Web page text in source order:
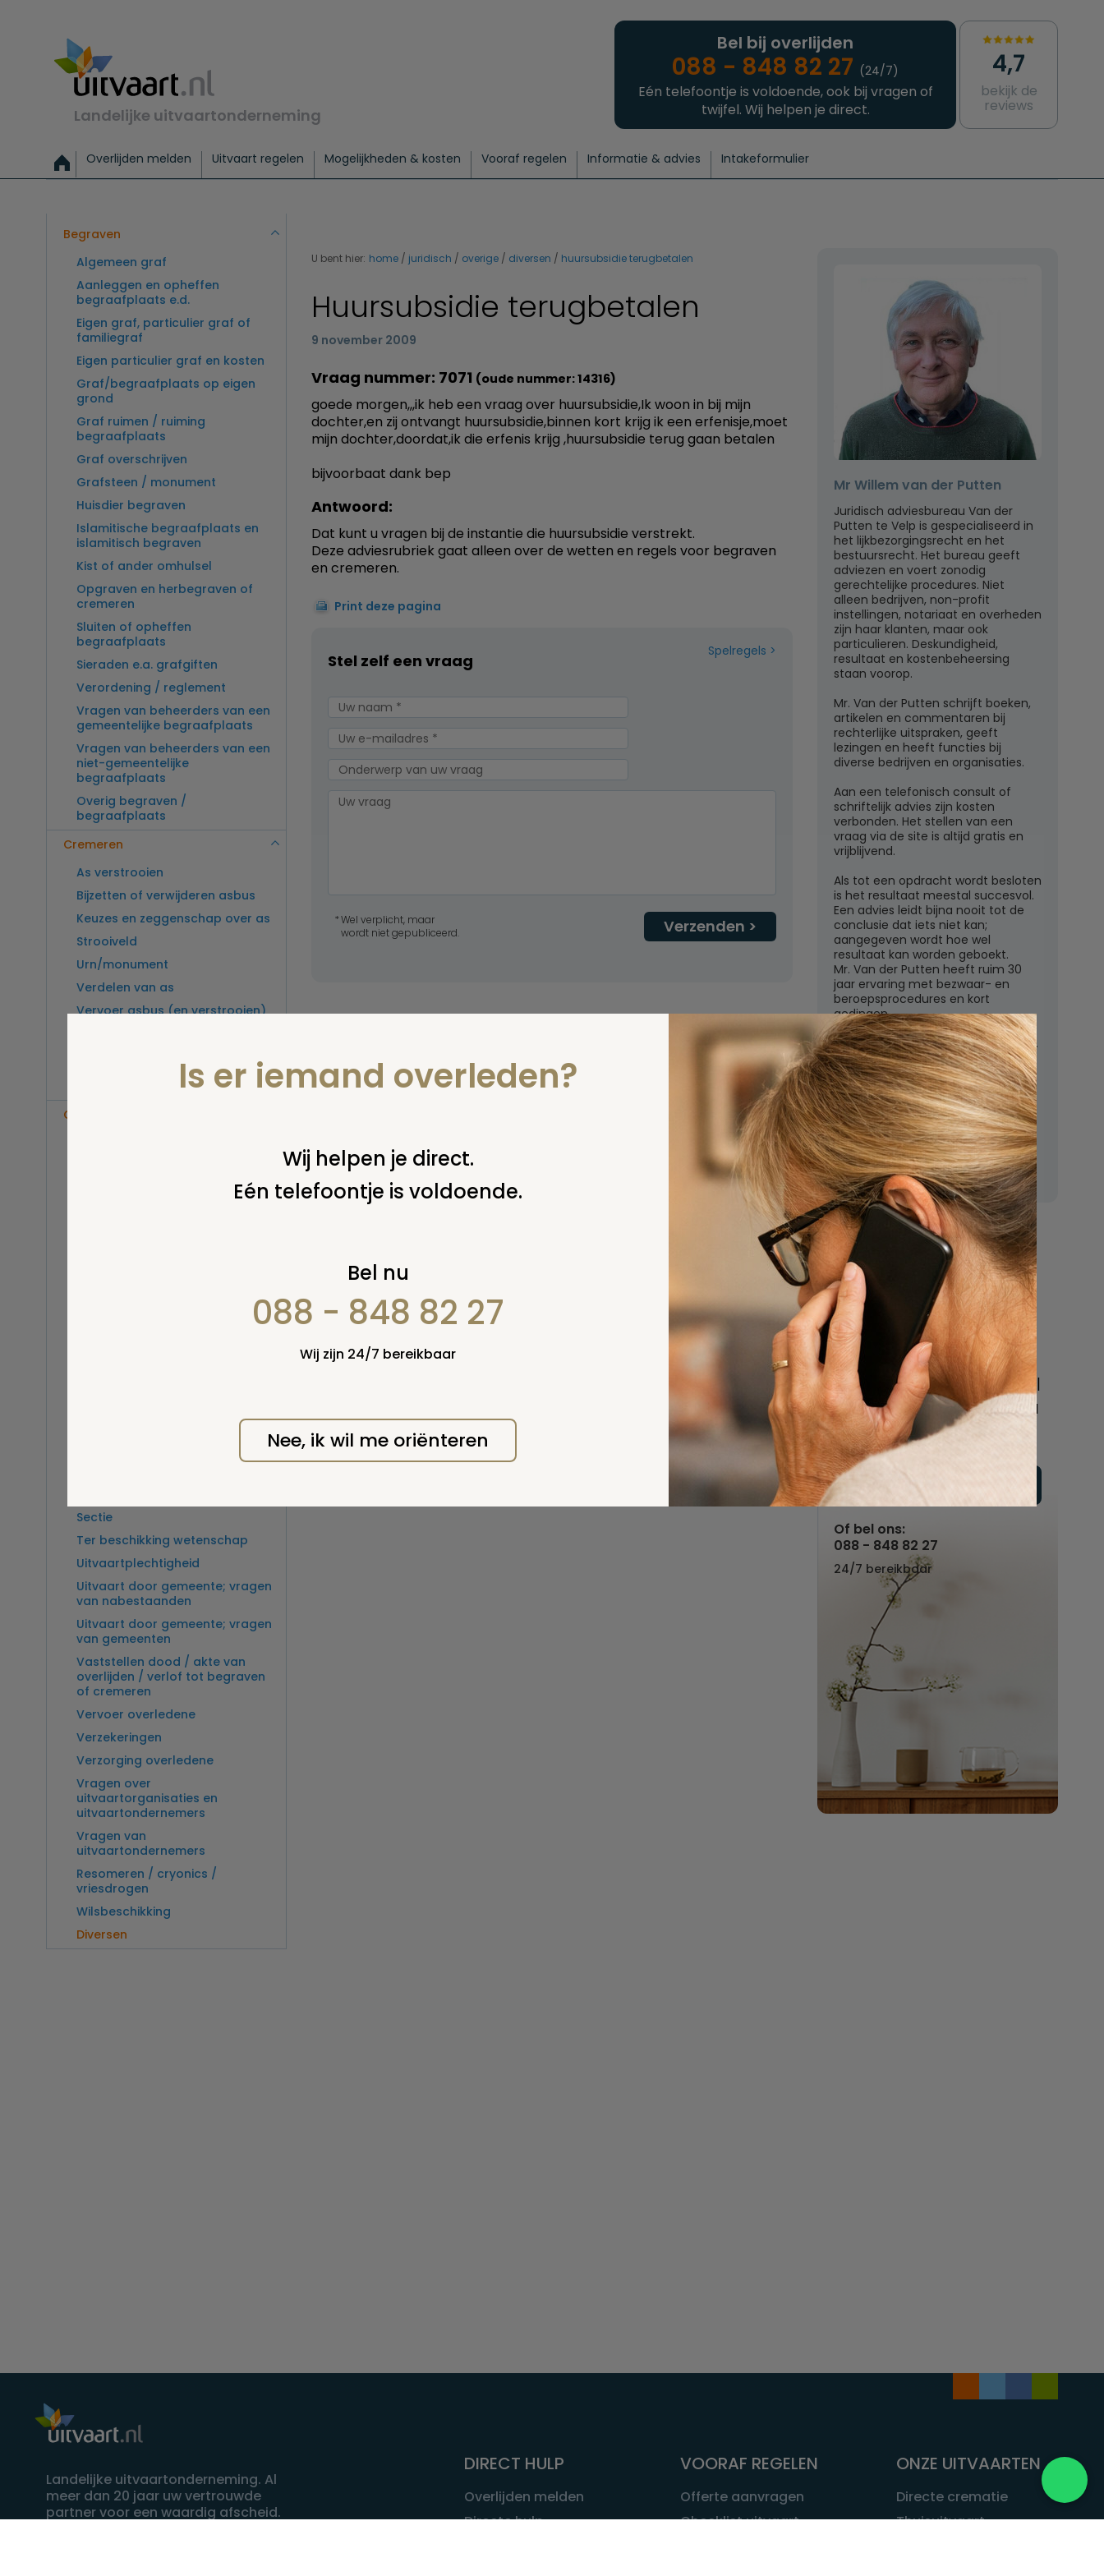
Landelijke uitvaartonderneming
Bel bij overlijden
088 - 848 82 27 (24/7)
Eén telefoontje is voldoende, ook bij vragen of
twijfel. Wij helpen je direct.
4,7
bekijk de
reviews
Overlijden melden Uitvaart regelen Mogelijkheden & kosten
Exclusieve uitvaart Begrafenis Basis
Vooraf regelen Informatie & advies Intakeformulier
Begraven
Algemeen graf
Aanleggen en opheffen
begraafplaats e.d.
Eigen graf, particulier graf of
familiegraf
Eigen particulier graf en kosten
Graf/begraafplaats op eigen
grond
Graf ruimen / ruiming
begraafplaats
Graf overschrijven
Grafsteen / monument
Huisdier begraven
Islamitische begraafplaats en
islamitisch begraven
Kist of ander omhulsel
Opgraven en herbegraven of
cremeren
Sluiten of opheffen
begraafplaats
Sieraden e.a. grafgiften
Verordening / reglement
Vragen van beheerders van een
gemeentelijke begraafplaats
Vragen van beheerders van een
niet-gemeentelijke
begraafplaats
Overig begraven /
begraafplaats
Cremeren
As verstrooien
Bijzetten of verwijderen asbus
Keuzes en zeggenschap over as
Strooiveld
Urn/monument
Verdelen van as
Vervoer asbus (en verstrooien)
Overige
Sectie
Ter beschikking wetenschap
Uitvaartplechtigheid
Uitvaart door gemeente; vragen
van nabestaanden
Uitvaart door gemeente; vragen
van gemeenten
Vaststellen dood / akte van
overlijden / verlof tot begraven
of cremeren
Vervoer overledene
Verzekeringen
Verzorging overledene
Vragen over
uitvaartorganisaties en
uitvaartondernemers
Vragen van
uitvaartondernemers
Resomeren / cryonics /
vriesdrogen
Wilsbeschikking
Diversen
U bent hier: home juridisch overige diversen huursubsidie terugbetalen
Huursubsidie terugbetalen
9 november 2009
Vraag nummer: 7071 (oude nummer: 14316)
goede morgen,,,ik heb een vraag over huursubsidie,Ik woon in bij mijn
dochter,en zij ontvangt huursubsidie,binnen kort krijg ik een erfenisje,moet
mijn dochter,doordat,ik die erfenis krijg ,huursubsidie terug gaan betalen
bijvoorbaat dank bep
Antwoord:
Dat kunt u vragen bij de instantie die huursubsidie verstrekt.
Deze adviesrubriek gaat alleen over de wetten en regels voor begraven
en cremeren.
Print deze pagina
Spelregels
Stel zelf een vraag
Verzenden
Wel verplicht, maar
wordt niet gepubliceerd.
Mr Willem van der Putten
Juridisch adviesbureau Van der
Putten te Velp is gespecialiseerd in
het lijkbezorgingsrecht en het
bestuursrecht. Het bureau geeft
adviezen en voert zonodig
gerechtelijke procedures. Niet
alleen bedrijven, non-profit
instellingen, notariaat en overheden
zijn haar klanten, maar ook
particulieren. Deskundigheid,
resultaat en kostenbeheersing
staan voorop.
Mr. Van der Putten schrijft boeken,
artikelen en commentaren bij
rechterlijke uitspraken, geeft
lezingen en heeft functies bij
diverse bedrijven en organisaties.
Aan een telefonisch consult of
schriftelijk advies zijn kosten
verbonden. Het stellen van een
vraag via de site is altijd gratis en
vrijblijvend.
Als tot een opdracht wordt besloten
is het resultaat meestal succesvol.
Een advies leidt bijna nooit tot de
conclusie dat iets niet kan;
aangegeven wordt hoe wel
resultaat kan worden geboekt.
Mr. Van der Putten heeft ruim 30
jaar ervaring met bezwaar- en
beroepsprocedures en kort
gedingen.
Juridisch adviesbureau mr. W.G.H.M.
van der Putten c.s.
Zutphensestraatweg 7
6881 WN Velp (Gld)
E-mail:
mr.vanderputten@gmail.com
Nu
een uitvaart
regelen
Beschrijf uw wensen
online of bel ons geheel
vrijblijvend voor hulp na
een overlijden.
Vul hier uw wensen in
Of bel ons:
088 - 848 82 27
24/7 bereikbaar
Landelijke uitvaartonderneming. Al
meer dan 20 jaar uw vertrouwde
partner voor een waardig afscheid.
DIRECT HULP
Overlijden melden
Directe hulp
VOORAF REGELEN
Offerte aanvragen
Checklist uitvaart
ONZE UITVAARTEN
Directe crematie
Thuisuitvaart
Is er iemand overleden?
Wij helpen je direct.
Eén telefoontje is voldoende.
Bel nu
088 - 848 82 27
Wij zijn 24/7 bereikbaar
Nee, ik wil me oriënteren